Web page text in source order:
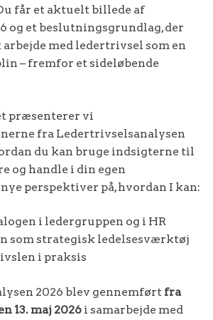
får et aktuelt billede af
og et beslutningsgrundlag, der
med ledertrivsel som en
– fremfor et sideløbende
præsenterer vi
fra Ledertrivselsanalysen
du kan bruge indsigterne til
og handle i din egen
perspektiver på, hvordan I kan:
i ledergruppen og i HR
som strategisk ledelsesværktøj
i praksis
2026 blev gennemført fra
13. maj 2026 i samarbejde med